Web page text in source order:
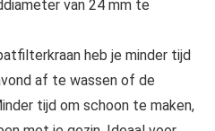
van 24 mm te
heb je minder tijd
af te wassen of de
tijd om schoon te maken,